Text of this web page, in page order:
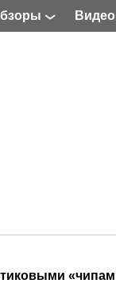
Видео